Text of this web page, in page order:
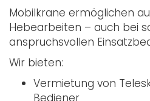
Mobilkrane ermöglichen
Hebearbeiten – auch bei
anspruchsvollen
Wir bieten:
Vermietung von
Bediener